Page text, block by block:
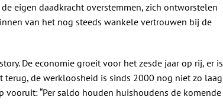
eigen daadkracht overstemmen, zich ontworstelen
van het nog steeds wankele vertrouwen bij de
De economie groeit voor het zesde jaar op rij, er is
de werkloosheid is sinds 2000 nog niet zo laag
“Per saldo houden huishoudens de komende